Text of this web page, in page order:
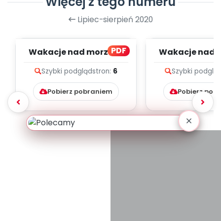
Lipiec-sierpień 2020
PDF
Wakacje nad morzem,
Szybki podglądstron: 6
Pobierz pobraniem
Wakacje nad
Szybki
Pobierz